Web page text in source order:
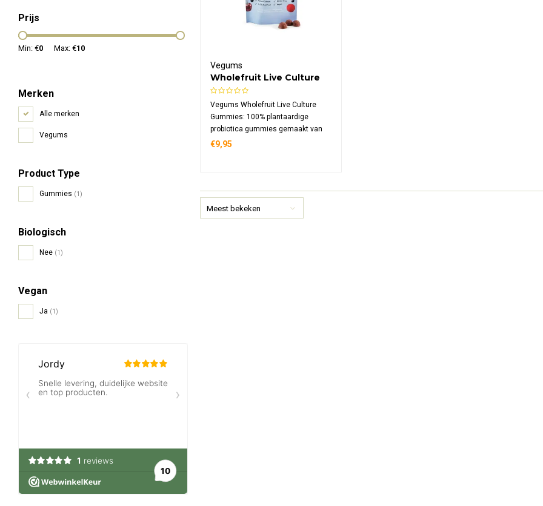
Prijs
Min: €0 Max: €10
Merken
Alle merken
Vegums
Product Type
Gummies (1)
Biologisch
Nee (1)
Vegan
Ja (1)
Vegums
Wholefruit Live Culture
Gummies
Vegums Wholefruit Live Culture
Gummies: 100% plantaardige
probiotica gummies gemaakt van
echt fruit. Met Bacillus subtilis en
€9,95
Meest bekeken